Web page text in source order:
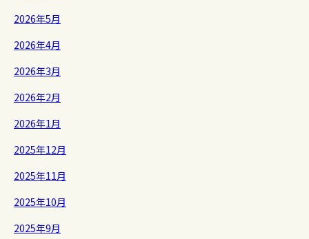
2026年5月
2026年4月
2026年3月
2026年2月
2026年1月
2025年12月
2025年11月
2025年10月
2025年9月